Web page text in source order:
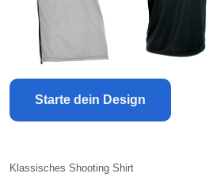
Starte dein Design
Klassisches Shooting Shirt